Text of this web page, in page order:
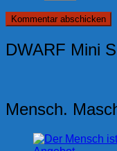
DWARF Mini
Mensch.